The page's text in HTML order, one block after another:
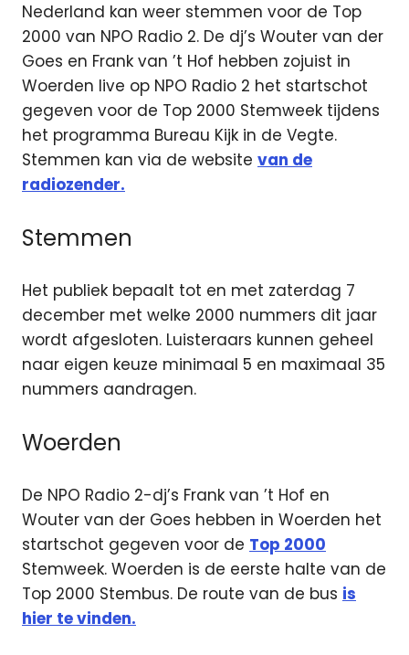
Nederland kan weer stemmen voor de Top
2000 van NPO Radio 2. De dj’s Wouter van der
Goes en Frank van ’t Hof hebben zojuist in
Woerden live op NPO Radio 2 het startschot
gegeven voor de Top 2000 Stemweek tijdens
het programma Bureau Kijk in de Vegte.
Stemmen kan via de website van de
radiozender.
Stemmen
Het publiek bepaalt tot en met zaterdag 7
december met welke 2000 nummers dit jaar
wordt afgesloten. Luisteraars kunnen geheel
naar eigen keuze minimaal 5 en maximaal 35
nummers aandragen.
Woerden
De NPO Radio 2-dj’s Frank van ’t Hof en
Wouter van der Goes hebben in Woerden het
startschot gegeven voor de Top 2000
Stemweek. Woerden is de eerste halte van de
Top 2000 Stembus. De route van de bus is
hier te vinden.